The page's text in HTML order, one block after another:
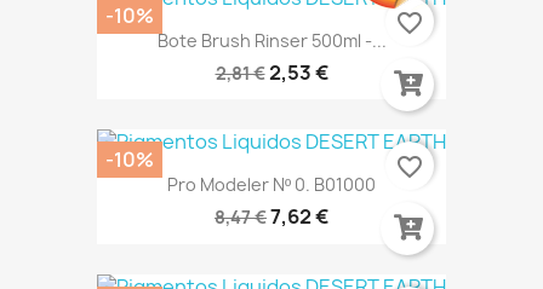
Bote Brush Rinser 500ml -...
2,81 €2,53 €
-10% favorite_border
Pro Modeler Nº 0. B01000
8,47 €7,62 €
-10% favorite_border